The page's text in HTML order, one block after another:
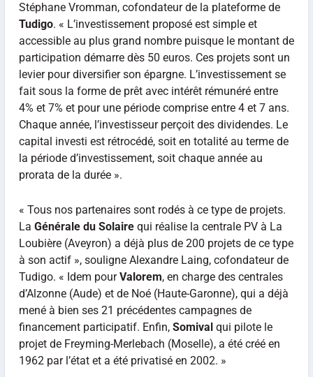
Stéphane Vromman, cofondateur de la plateforme de
Tudigo. « L’investissement proposé est simple et
accessible au plus grand nombre puisque le montant de
participation démarre dès 50 euros. Ces projets sont un
levier pour diversifier son épargne. L’investissement se
fait sous la forme de prêt avec intérêt rémunéré entre
4% et 7% et pour une période comprise entre 4 et 7 ans.
Chaque année, l’investisseur perçoit des dividendes. Le
capital investi est rétrocédé, soit en totalité au terme de
la période d’investissement, soit chaque année au
prorata de la durée ».
« Tous nos partenaires sont rodés à ce type de projets.
La Générale du Solairequi réalise la centrale PV à La
Loubière (Aveyron) a déjà plus de 200 projets de ce type
à son actif », souligne Alexandre Laing, cofondateur de
Tudigo. « Idem pourValorem, en charge des centrales
d’Alzonne (Aude) et de Noé (Haute-Garonne), qui a déjà
mené à bien ses 21 précédentes campagnes de
financement participatif. Enfin, Somivalqui pilote le
projet de Freyming-Merlebach (Moselle), a été créé en
1962 par l’état et a été privatisé en 2002. »